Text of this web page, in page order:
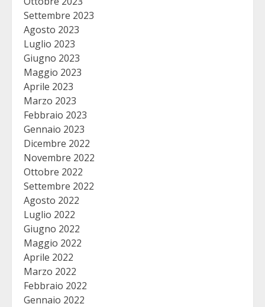
Settembre 2023
Agosto 2023
Luglio 2023
Giugno 2023
Maggio 2023
Aprile 2023
Marzo 2023
Febbraio 2023
Gennaio 2023
Dicembre 2022
Novembre 2022
Ottobre 2022
Settembre 2022
Agosto 2022
Luglio 2022
Giugno 2022
Maggio 2022
Aprile 2022
Marzo 2022
Febbraio 2022
Gennaio 2022